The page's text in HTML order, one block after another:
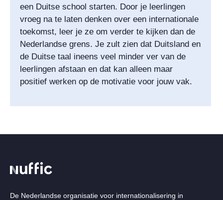
een Duitse school starten. Door je leerlingen
vroeg na te laten denken over een internationale
toekomst, leer je ze om verder te kijken dan de
Nederlandse grens. Je zult zien dat Duitsland en
de Duitse taal ineens veel minder ver van de
leerlingen afstaan en dat kan alleen maar
positief werken op de motivatie voor jouw vak.
De Nederlandse organisatie voor internationalisering in